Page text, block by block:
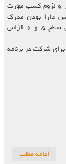
و لزوم کسب مهارت
دارا بودن مدرک
کارآموزی کوهپیمایی جهت شرکت در کلیه برنامه های سطح ۵ و ۶ الزامی
شرکت در برنامه
ادامه مطلب